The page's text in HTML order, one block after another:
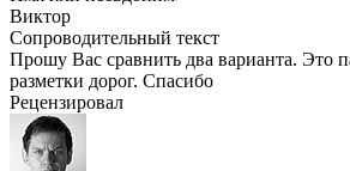
Виктор
Сопроводительный текст
Прошу Вас сравнить два варианта. Это
разметки дорог. Спасибо
Рецензировал